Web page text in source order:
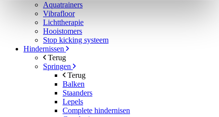
Aquatrainers
Vibrafloor
Lichttherapie
Hooistomers
Stop kicking systeem
Hindernissen
Terug
Springen
Terug
Balken
Staanders
Lepels
Complete hindernisen